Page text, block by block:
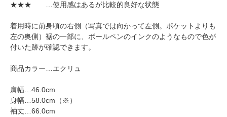
★★★ …使用感はあるが比較的良好な状態
着用時に前身頃の右側（写真では向かって左側。ポケットよりも
左の奥側）裾の一部に、ボールペンのインクのようなもので色が
付いた跡が確認できます。
商品カラー…エクリュ
肩幅…46.0cm
身幅…58.0cm（※）
袖丈…66.0cm